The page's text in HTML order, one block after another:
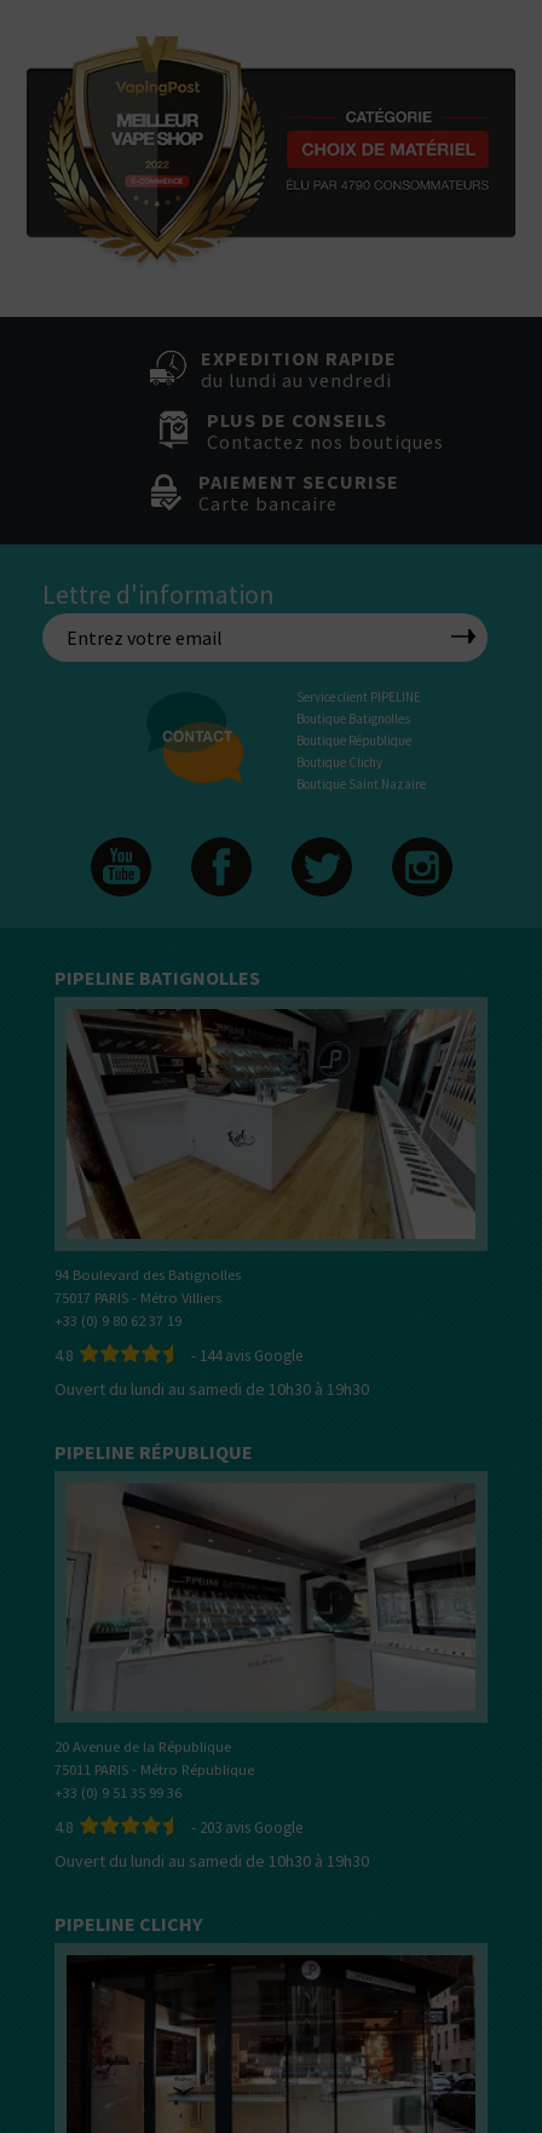
EXPEDITION RAPIDE
du lundi au vendredi
PLUS DE CONSEILS
Contactez nos boutiques
PAIEMENT SECURISE
Carte bancaire
Lettre d'information
Service client PIPELINE
Boutique Batignolles
Boutique République
Boutique Clichy
Boutique Saint Nazaire
PIPELINE BATIGNOLLES
94 Boulevard des Batignolles
75017 PARIS - Métro Villiers
+33 (0) 9 80 62 37 19
4.8 - 144avis Google
Ouvert du lundi au samedi de 10h30 à 19h30
PIPELINE RÉPUBLIQUE
20 Avenue de la République
75011 PARIS - Métro République
+33 (0) 9 51 35 99 36
4.8 - 203 avis Google
Ouvert du lundi au samedi de 10h30 à 19h30
PIPELINE CLICHY